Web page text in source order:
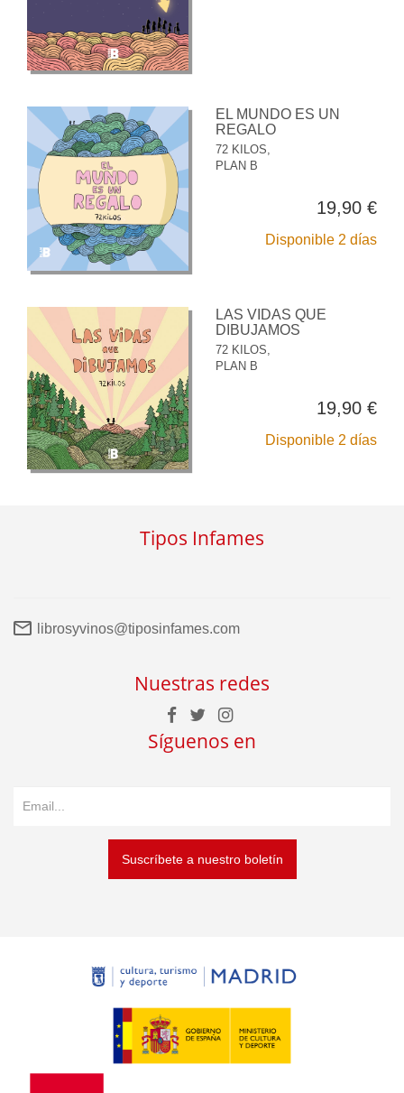
EL MUNDO ES UN
REGALO
72 KILOS,
PLAN B
19,90 €
Disponible 2 días
LAS VIDAS QUE
DIBUJAMOS
72 KILOS,
PLAN B
19,90 €
Disponible 2 días
Tipos Infames
librosyvinos@tiposinfames.com
Nuestras redes
Síguenos en
Suscríbete a nuestro boletín